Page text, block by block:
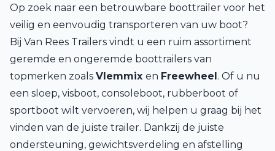
Op zoek naar een betrouwbare boottrailer voor het
veilig en eenvoudig transporteren van uw boot?
Bij Van Rees Trailers vindt u een ruim assortiment
geremde en ongeremde boottrailers van
topmerken zoals Vlemmix en Freewheel. Of u nu
een sloep, visboot, consoleboot, rubberboot of
sportboot wilt vervoeren, wij helpen u graag bij het
vinden van de juiste trailer. Dankzij de juiste
ondersteuning, gewichtsverdeling en afstelling